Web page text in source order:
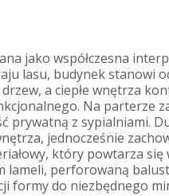
jako współczesna
lasu, budynek
a ciepłe wnętrza
Na parterze
prywatną z sypialniami.
jednocześnie
który powtarza się
perforowaną
formy do niezbędnego